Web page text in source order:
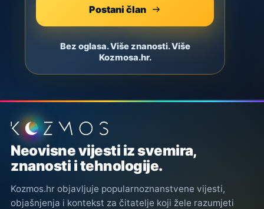
Postani član
Bez oglasa. Više znanosti. Više
Kozmosa.hr.
Podnožje stranice
Neovisne vijesti iz svemira,
znanosti i tehnologije.
Kozmos.hr objavljuje popularnoznanstvene vijesti,
objašnjenja i kontekst za čitatelje koji žele razumjeti